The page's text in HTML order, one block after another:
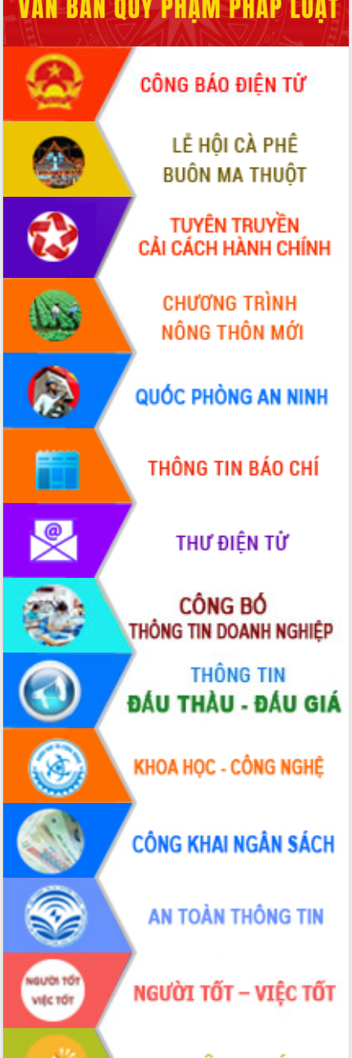
Bầu cử Quốc hội và HĐND: Cử tri Đắk
Lắk gửi gắm niềm tin, kỳ vọng vào lá
phiếu
Đắk Lắk sẵn sàng các điều kiện cho
Ngày hội bầu cử đại biểu Quốc hội
khóa XVI và HĐND các cấp nhiệm kỳ
2026-2031
Đảm bảo cuộc bầu cử đại biểu Quốc
hội và đại biểu HĐND các cấp diễn ra
an toàn, hiệu quả, đúng quy định
Thủ tướng Chính phủ Phạm Minh Chính
kiểm tra, chỉ đạo hoàn thành các dự
án cao tốc và thăm khu tái định cư tại
Đắk Lắk
Sôi nổi Hội đua ngựa truyền thống Gò
Thì Thùng mừng Xuân Bính Ngọ 2026
Lãnh đạo tỉnh dâng hương tưởng niệm
tại Đập Đồng Cam đầu Xuân Bính Ngọ
Ngành nông nghiệp phấn đấu tăng
trưởng đạt 5,86% trong năm 2026
UBND tỉnh Đắk Lắk triển khai công tác
quốc phòng, quân sự địa phương năm
2026
Đắk Lắk tập trung toàn lực khắc phục
tồn tại IUU, sẵn sàng làm việc với
Đoàn thanh tra EC
Chủ tịch UBND tỉnh Tạ Anh Tuấn thăm,
chúc mừng các bệnh viện nhân Ngày
Thầy thuốc Việt Nam
Rộn ràng lễ hội truyền thống Sông
nước Đà Nông lần thứ I năm 2026
Kỳ họp Chuyên đề lần thứ Năm, HĐND
tỉnh Đắk Lắk thông qua các nghị quyết
Thống nhất danh sách giới thiệu ứng
cử đại biểu Quốc hội khoá XVI và đại
biểu HĐND tỉnh Đắk Lắk, nhiệm kỳ
2026-2031
Phát động hai phong trào thi đua quan
trọng trong kỷ nguyên mới
Hội nghị lần thứ tư Ban Chỉ đạo công
tác bầu cử tỉnh Đắk Lắk
Hội nghị Báo cáo viên Trung ương
tháng 01/2026
Phó Thủ tướng Hồ Quốc Dũng đánh giá
cao kết quả Chiến dịch Quang Trung
tại Đắk Lắk
Hội nghị Ban Chấp hành Đảng bộ tỉnh
Đắk Lắk lần thứ 2 (mở rộng)
Tập trung giải phóng mặt bằng, đẩy
nhanh tiến độ Tuyến đường bộ ven
biển
Gỡ khó, khởi công xây dựng, sửa chữa
toàn bộ nhà ở cho hộ dân đúng tiến độ
đề ra
UBND tỉnh Đắk Lắk tổng kết công tác
quốc phòng, quân sự địa phương năm
2025
Tập trung triển khai quyết liệt, đồng bộ
các giải pháp nhằm thực hiện hiệu quả
các nhiệm vụ đề ra năm 2025
Phát huy vai trò của người có uy tín